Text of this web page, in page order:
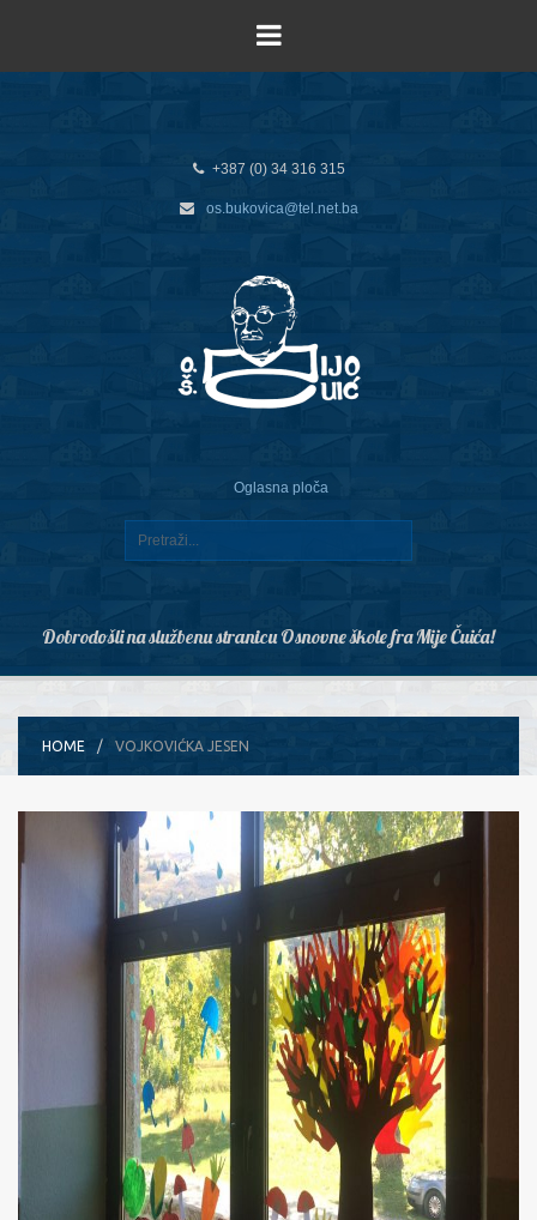
+387 (0) 34 316 315
os.bukovica@tel.net.ba
Oglasna ploča
Dobrodošli na službenu stranicu Osnovne škole fra Mije Čuića!
HOME VOJKOVIĆKA JESEN